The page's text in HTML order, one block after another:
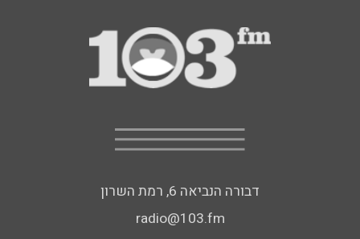
דבורה הנביאה 6, רמת השרון
radio@103.fm